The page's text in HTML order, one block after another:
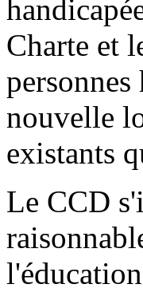
Charte et
personnes
nouvelle
existants
Le CCD